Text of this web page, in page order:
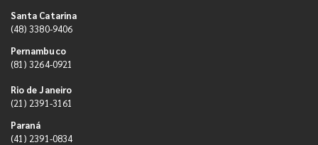
Santa Catarina
(48) 3380-9406
Pernambuco
(81) 3264-0921
Rio de Janeiro
(21) 2391-3161
Paraná
(41) 2391-0834